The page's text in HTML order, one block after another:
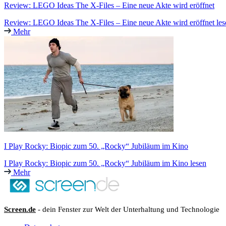
Review: LEGO Ideas The X-Files – Eine neue Akte wird eröffnet
Review: LEGO Ideas The X-Files – Eine neue Akte wird eröffnet
Mehr
I Play Rocky: Biopic zum 50. „Rocky“ Jubiläum im Kino
I Play Rocky: Biopic zum 50. „Rocky“ Jubiläum im Kino lesen
Mehr
Screen.de - dein Fenster zur Welt der Unterhaltung und Technologie